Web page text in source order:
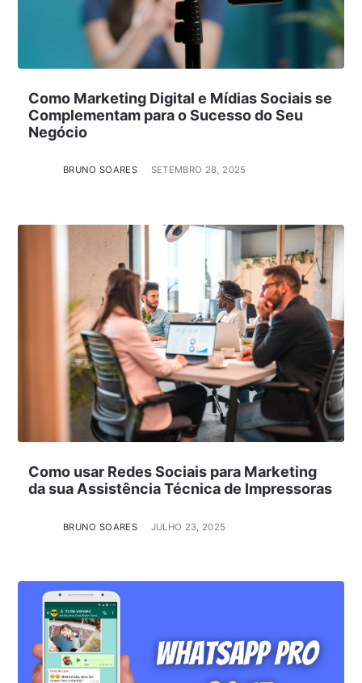
Como Marketing Digital e Mídias Sociais se
Complementam para o Sucesso do Seu
Negócio
BRUNO SOARES SETEMBRO 28, 2025
Como usar Redes Sociais para Marketing
da sua Assistência Técnica de Impressoras
BRUNO SOARES JULHO 23, 2025